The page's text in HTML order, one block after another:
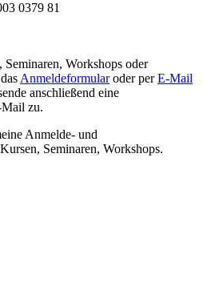
0379 81
Workshops oder
Anmeldeformularoder perE-Mail
anschließend eine
zu.
Anmelde- und
Seminaren, Workshops.